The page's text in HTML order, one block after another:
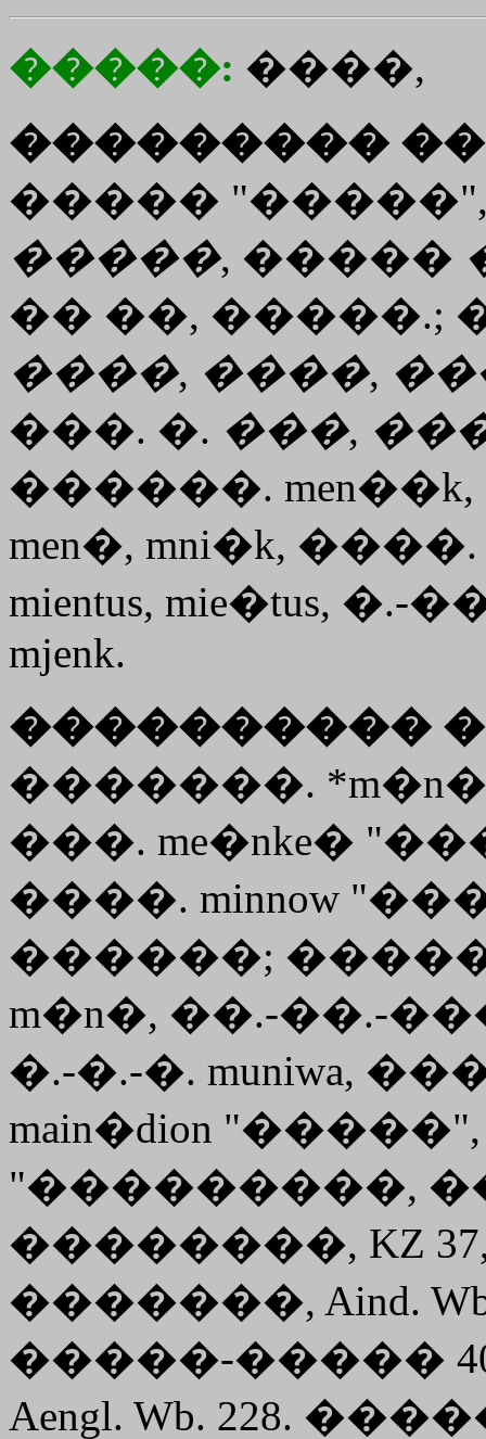
�����: ����,
���������
�����
�����, �����
�� ��, �����.;
����, ����,
���. �. ���,
������. men��k,
men�, mni�k,
mientus, mie�tus,
mjenk.
����������
�������.
���. me�nke�
����. minnow
������;
m�n�, ��.-��.-
�.-�.-�. muniwa,
main�dion "�����",
"���������,
��������, KZ 37,
�������, Aind.
�����-�����
Aengl. Wb. 228.